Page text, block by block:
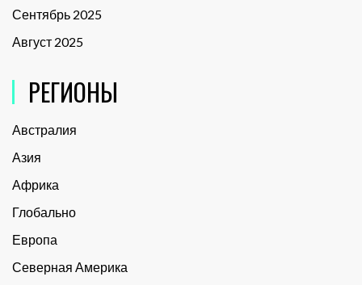
Сентябрь 2025
Август 2025
РЕГИОНЫ
Австралия
Азия
Африка
Глобально
Европа
Северная Америка